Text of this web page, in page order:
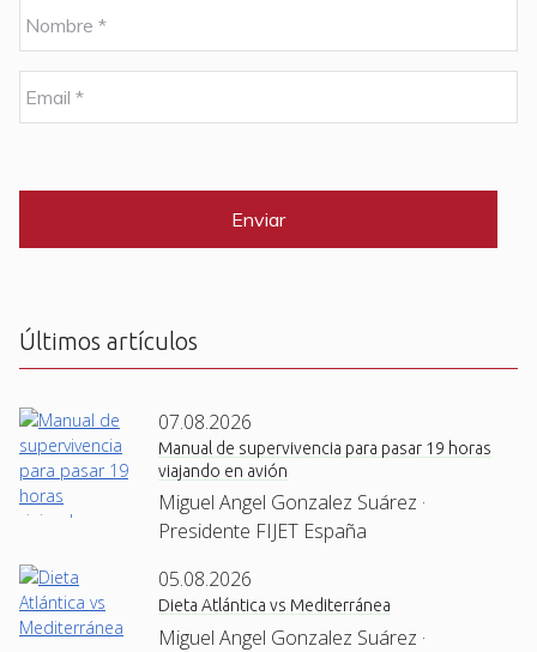
o
m
e
m
a
C
Últimos artículos
07.08.2026
Manual de supervivencia para pasar 19 horas
viajando en avión
Miguel Angel Gonzalez Suárez ·
Presidente FIJET España
05.08.2026
Dieta Atlántica vs Mediterránea
Miguel Angel Gonzalez Suárez ·